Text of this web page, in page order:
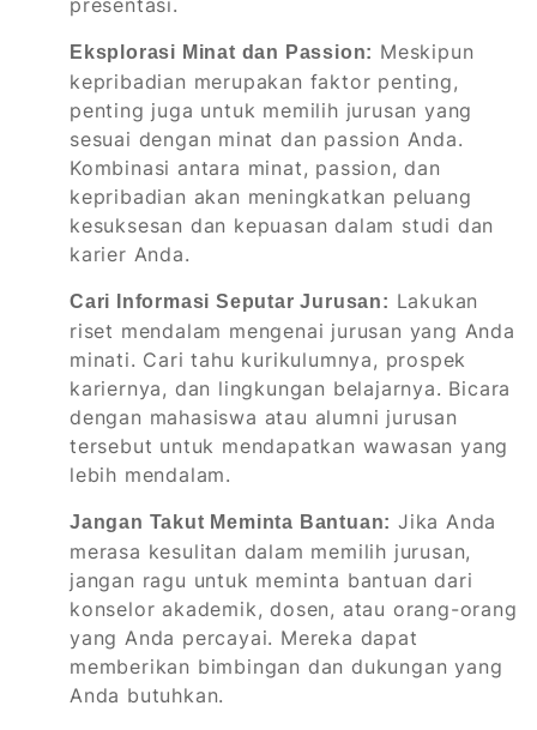
Eksplorasi Minat dan Passion: Meskipun
kepribadian merupakan faktor penting,
penting juga untuk memilih jurusan yang
sesuai dengan minat dan passion Anda.
Kombinasi antara minat, passion, dan
kepribadian akan meningkatkan peluang
kesuksesan dan kepuasan dalam studi dan
karier Anda.
Cari Informasi Seputar Jurusan: Lakukan
riset mendalam mengenai jurusan yang Anda
minati. Cari tahu kurikulumnya, prospek
kariernya, dan lingkungan belajarnya. Bicara
dengan mahasiswa atau alumni jurusan
tersebut untuk mendapatkan wawasan yang
lebih mendalam.
Jangan Takut Meminta Bantuan: Jika Anda
merasa kesulitan dalam memilih jurusan,
jangan ragu untuk meminta bantuan dari
konselor akademik, dosen, atau orang-orang
yang Anda percayai. Mereka dapat
memberikan bimbingan dan dukungan yang
Anda butuhkan.